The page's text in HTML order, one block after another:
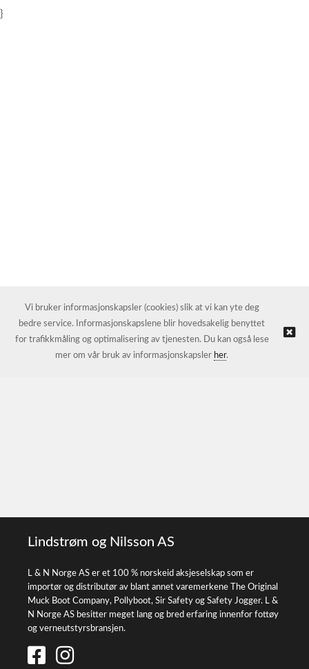
}
Lindstrøm og Nilsson AS
L & N Norge AS er et 100 % norskeid aksjeselskap som er
importør og distributør av blant annet varemerkene The Original
Muck Boot Company, Pollyboot, Sir Safety og Safety Jogger. L &
N Norge AS besitter meget lang og bred erfaring innenfor fottøy
og verneutstyrsbransjen.
Vi bruker informasjonskapsler (cookies) slik at vi kan yte deg
bedre service. Informasjonskapslene blir hovedsakelig benyttet
for trafikkmåling og optimalisering av tjenesten. Du kan også lese
mer om vår bruk av informasjonskapsler her.